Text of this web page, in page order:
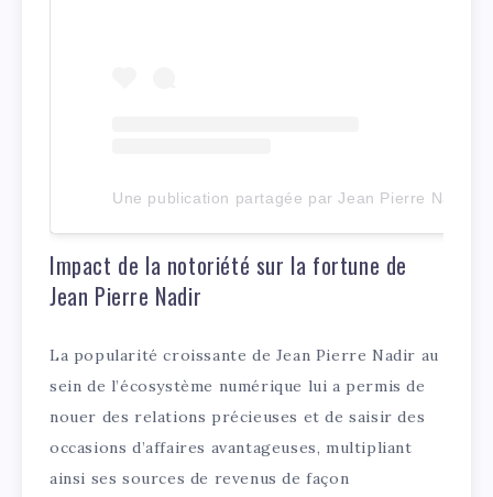
Impact de la notoriété sur la fortune de
Jean Pierre Nadir
La popularité croissante de Jean Pierre Nadir au
sein de l’écosystème numérique lui a permis de
nouer des relations précieuses et de saisir des
occasions d’affaires avantageuses, multipliant
ainsi ses sources de revenus de façon